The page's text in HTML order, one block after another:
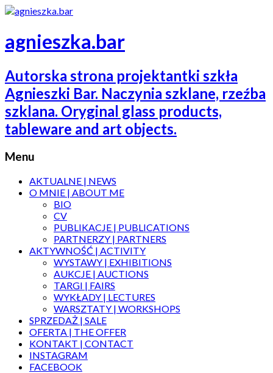
agnieszka.bar
Autorska strona projektantki szkła
Agnieszki Bar. Naczynia szklane, rzeźba
szklana. Oryginal glass products,
tableware and art objects.
Menu
AKTUALNE | NEWS
O MNIE | ABOUT ME
BIO
CV
PUBLIKACJE | PUBLICATIONS
PARTNERZY | PARTNERS
AKTYWNOŚĆ | ACTIVITY
WYSTAWY | EXHIBITIONS
AUKCJE | AUCTIONS
TARGI | FAIRS
WYKŁADY | LECTURES
WARSZTATY | WORKSHOPS
SPRZEDAŻ | SALE
OFERTA | THE OFFER
KONTAKT | CONTACT
INSTAGRAM
FACEBOOK